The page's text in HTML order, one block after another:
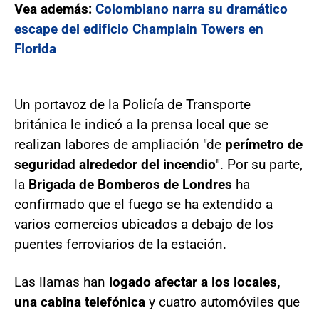
Vea además: Colombiano narra su dramático
escape del edificio Champlain Towers en
Florida
Un portavoz de la Policía de Transporte
británica le indicó a la prensa local que se
realizan labores de ampliación "de perímetro de
seguridad alrededor del incendio". Por su parte,
la Brigada de Bomberos de Londres ha
confirmado que el fuego se ha extendido a
varios comercios ubicados a debajo de los
puentes ferroviarios de la estación.
Las llamas han logado afectar a los locales,
una cabina telefónica y cuatro automóviles que